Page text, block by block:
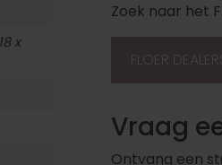
x
Zoek naar het
FLOER
Vraag
Ontvang een